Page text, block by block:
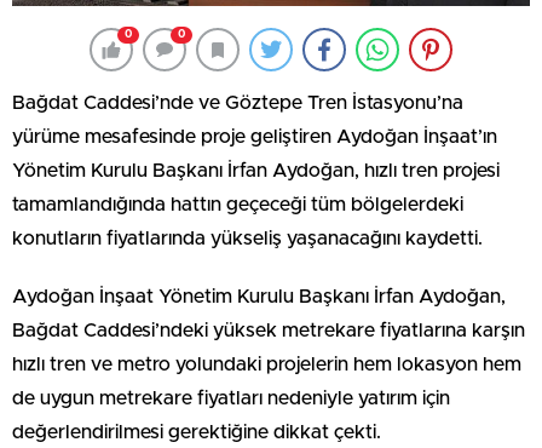
0 0
Bağdat Caddesi’nde ve Göztepe Tren İstasyonu’na
yürüme mesafesinde proje geliştiren Aydoğan İnşaat’ın
Yönetim Kurulu Başkanı İrfan Aydoğan, hızlı tren projesi
tamamlandığında hattın geçeceği tüm bölgelerdeki
konutların fiyatlarında yükseliş yaşanacağını kaydetti.
Aydoğan İnşaat Yönetim Kurulu Başkanı İrfan Aydoğan,
Bağdat Caddesi’ndeki yüksek metrekare fiyatlarına karşın
hızlı tren ve metro yolundaki projelerin hem lokasyon hem
de uygun metrekare fiyatları nedeniyle yatırım için
değerlendirilmesi gerektiğine dikkat çekti.